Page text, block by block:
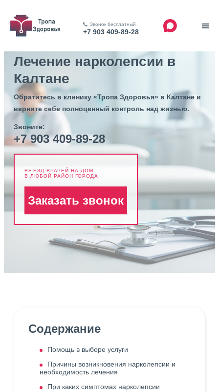
Звонок бесплатный
+7 903 409-89-28
Лечение нарколепсии в
Калтане
Обратитесь в клинику «Тропа Здоровья» в Калтане и
верните себе полноценный контроль над жизнью.
Звоните:
+7 903 409-89-28
ВЫЕЗД ВРАЧЕЙ НА ДОМ
В ЛЮБОЙ РАЙОН ГОРОДА
Заказать звонок
Содержание
Помощь в выборе услуги
Причины возникновения нарколепсии и
необходимость лечения
При каких симптомах нарколепсии